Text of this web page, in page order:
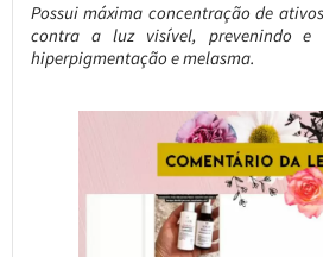
Possui máxima concentração de
contra a luz visível, prevenindo e
hiperpigmentação e melasma.